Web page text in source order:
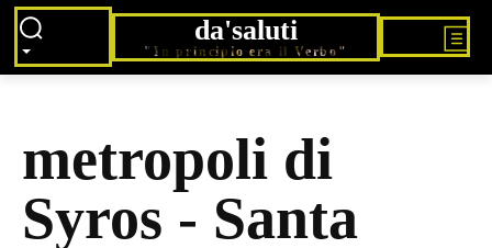
da'saluti
"In principio era il Verbo"
metropoli di
Syros - Santa